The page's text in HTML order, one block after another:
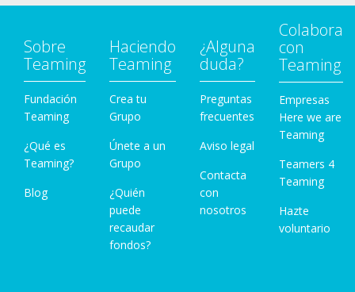
Sobre
Teaming
Fundación
Teaming
¿Qué es
Teaming?
Blog
Haciendo
Teaming
Crea tu
Grupo
Únete a un
Grupo
¿Quién
puede
recaudar
fondos?
¿Alguna
duda?
Preguntas
frecuentes
Aviso legal
Contacta
con
nosotros
Colabora
con
Teaming
Empresas
Here we are
Teaming
Teamers 4
Teaming
Hazte
voluntario